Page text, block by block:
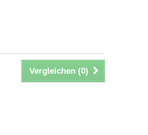
Vergleichen (0)